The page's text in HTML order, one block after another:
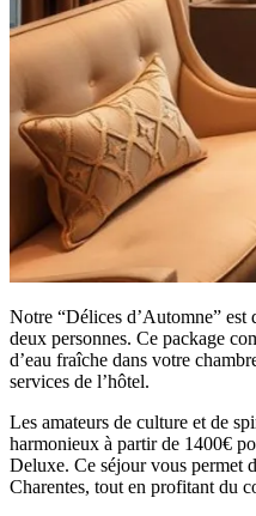
Notre “Délices d’Automne”
deux personnes. Ce package
d’eau fraîche dans votre
services de l’hôtel.
Les amateurs de culture et de
harmonieux à partir de 1400€
Deluxe. Ce séjour vous permet
Charentes, tout en profitant du